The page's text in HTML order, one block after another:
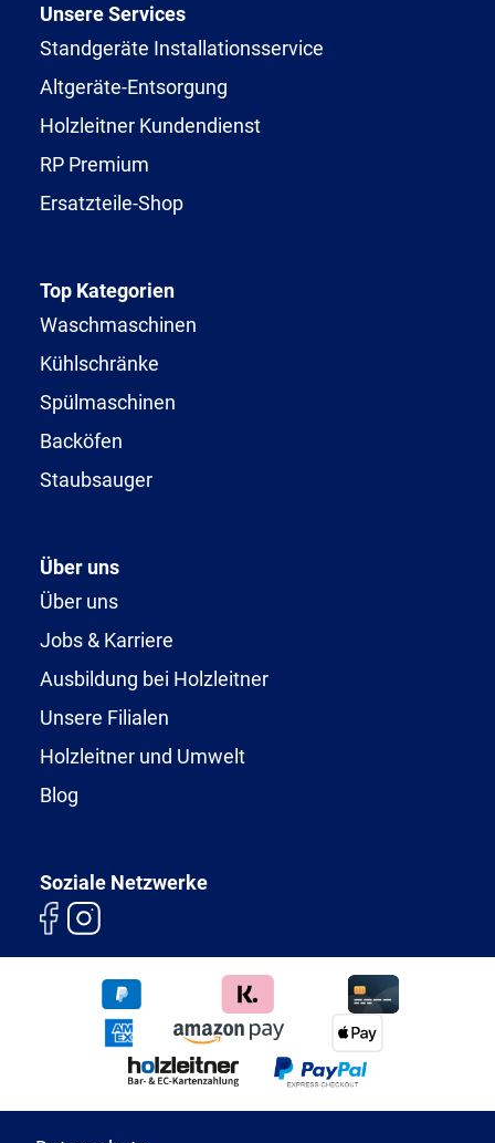
Unsere Services
Standgeräte Installationsservice
Altgeräte-Entsorgung
Holzleitner Kundendienst
RP Premium
Ersatzteile-Shop
Top Kategorien
Waschmaschinen
Kühlschränke
Spülmaschinen
Backöfen
Staubsauger
Über uns
Über uns
Jobs & Karriere
Ausbildung bei Holzleitner
Unsere Filialen
Holzleitner und Umwelt
Blog
Soziale Netzwerke